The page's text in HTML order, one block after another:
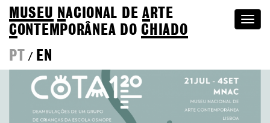
MUSEU NACIONAL DEA RTE
CONTEMPORÂNEA DOCHIADO
PT
/ EN